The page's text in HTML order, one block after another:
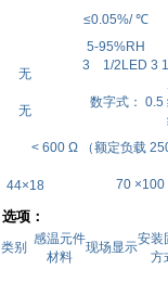
≤0.05%/ ℃
5-95%RH
无
3 1/2LED 3
无
数字式： 0.5
< 600 Ω （额定负载
44×18 70 ×100
选项：
类别
感温元件
材料
现场显示
安装
方